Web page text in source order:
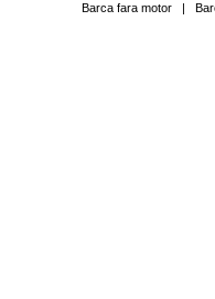
Barca fara motor|